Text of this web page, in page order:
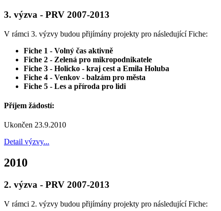
3. výzva - PRV 2007-2013
V rámci 3. výzvy budou přijímány projekty pro následující Fiche:
Fiche 1 - Volný čas aktivně
Fiche 2 - Zelená pro mikropodnikatele
Fiche 3 - Holicko - kraj cest a Emila Holuba
Fiche 4 - Venkov - balzám pro města
Fiche 5 - Les a příroda pro lidi
Příjem žádostí:
Ukončen 23.9.2010
Detail výzvy...
2010
2. výzva - PRV 2007-2013
V rámci 2. výzvy budou přijímány projekty pro následující Fiche: